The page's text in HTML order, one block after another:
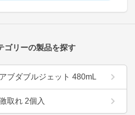
ゴリーの製品を探す
ブダブルジェット 480mL
取れ 2個入